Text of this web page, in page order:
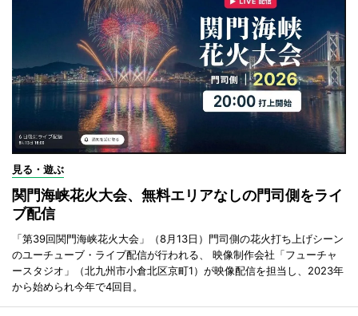
見る・遊ぶ
関門海峡花火大会、無料エリアなしの門司側をライ
ブ配信
「第39回関門海峡花火大会」（8月13日）門司側の花火打ち上げシーン
のユーチューブ・ライブ配信が行われる、 映像制作会社「フューチャ
ースタジオ」（北九州市小倉北区京町1）が映像配信を担当し、2023年
から始められ今年で4回目。